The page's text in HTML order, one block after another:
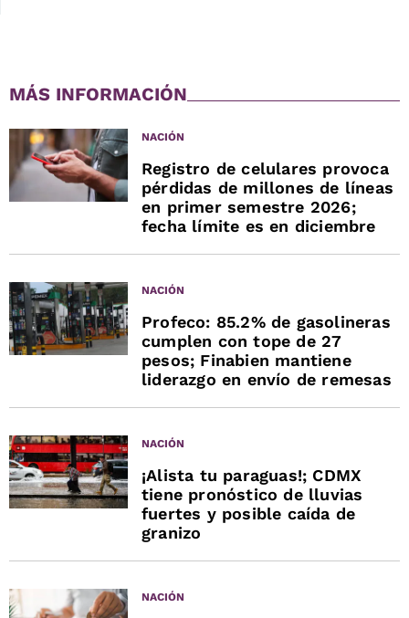
MÁS INFORMACIÓN
NACIÓN
Registro de celulares provoca
pérdidas de millones de líneas
en primer semestre 2026;
fecha límite es en diciembre
NACIÓN
Profeco: 85.2% de gasolineras
cumplen con tope de 27
pesos; Finabien mantiene
liderazgo en envío de remesas
NACIÓN
¡Alista tu paraguas!; CDMX
tiene pronóstico de lluvias
fuertes y posible caída de
granizo
NACIÓN